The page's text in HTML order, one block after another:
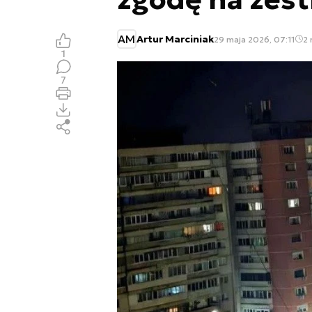
AMArtur Marciniak29 maja 2026, 07:11 2
1
7